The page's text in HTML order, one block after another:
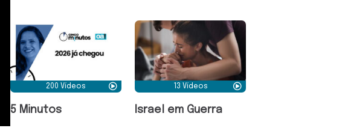
200 Vídeos
5 Minutos
13 Vídeos
Israel em Guerra